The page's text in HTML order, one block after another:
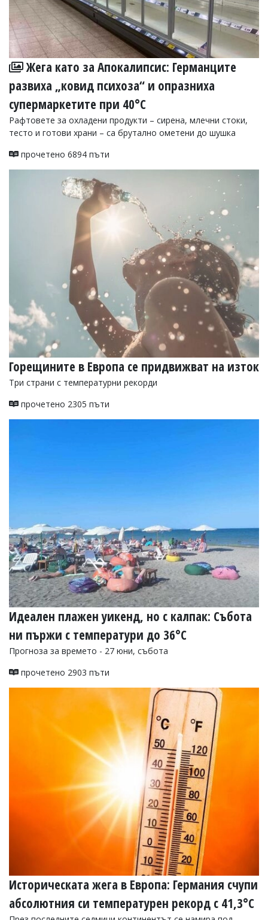
Жега като за Апокалипсис: Германците
развиха „ковид психоза“ и опразниха
супермаркетите при 40°C
Рафтовете за охладени продукти – сирена, млечни стоки,
тесто и готови храни – са брутално ометени до шушка
прочетено 6894 пъти
Горещините в Европа се придвижват на изток
Три страни с температурни рекорди
прочетено 2305 пъти
Идеален плажен уикенд, но с калпак: Събота
ни пържи с температури до 36°С
Прогноза за времето - 27 юни, събота
прочетено 2903 пъти
Историческата жега в Европа: Германия счупи
абсолютния си температурен рекорд с 41,3°C